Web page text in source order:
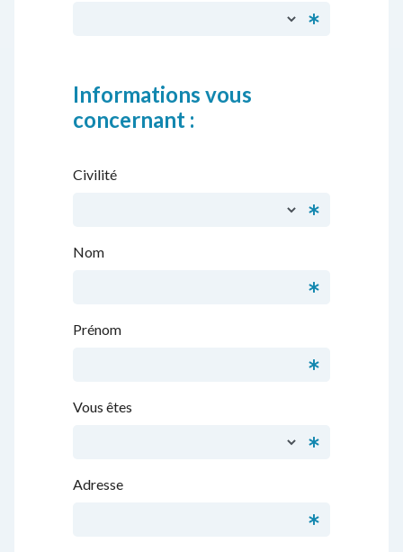
Informations vous
concernant :
Civilité
Nom
Prénom
Vous êtes
Adresse